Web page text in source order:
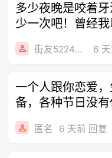
多少夜晚是咬着
少一次吧！曾经
再流
街友52248860 6
一个人跟你恋爱
备，各种节日没
走过
匿名 6 天前 回复